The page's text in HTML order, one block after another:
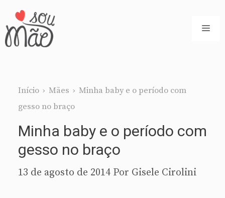
Pular
para
Início › Mães › Minha baby e o período com
gesso no braço
Minha baby e o período com
gesso no braço
13 de agosto de 2014 Por Gisele Cirolini